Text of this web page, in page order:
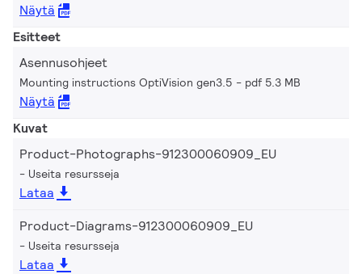
Näytä
Esitteet
Asennusohjeet
Mounting instructions OptiVision gen3.5 pdf 5.3 MB
Näytä
Kuvat
Product-Photographs-912300060909_EU
Useita resursseja
Lataa
Product-Diagrams-912300060909_EU
Useita resursseja
Lataa